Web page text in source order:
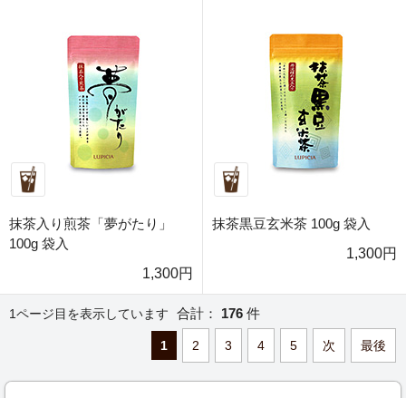
抹茶入り煎茶「夢がたり」
100g 袋入
1,300円
抹茶黒豆玄米茶 100g 袋入
1,300円
1ページ目を表示しています 合計： 176 件
1 2 3 4 5 次 最後